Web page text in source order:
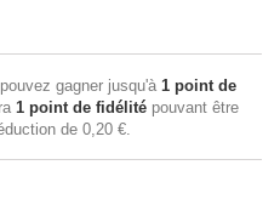
gagner jusqu'à 1 point de
1 point de fidélité pouvant être
de 0,20 €.